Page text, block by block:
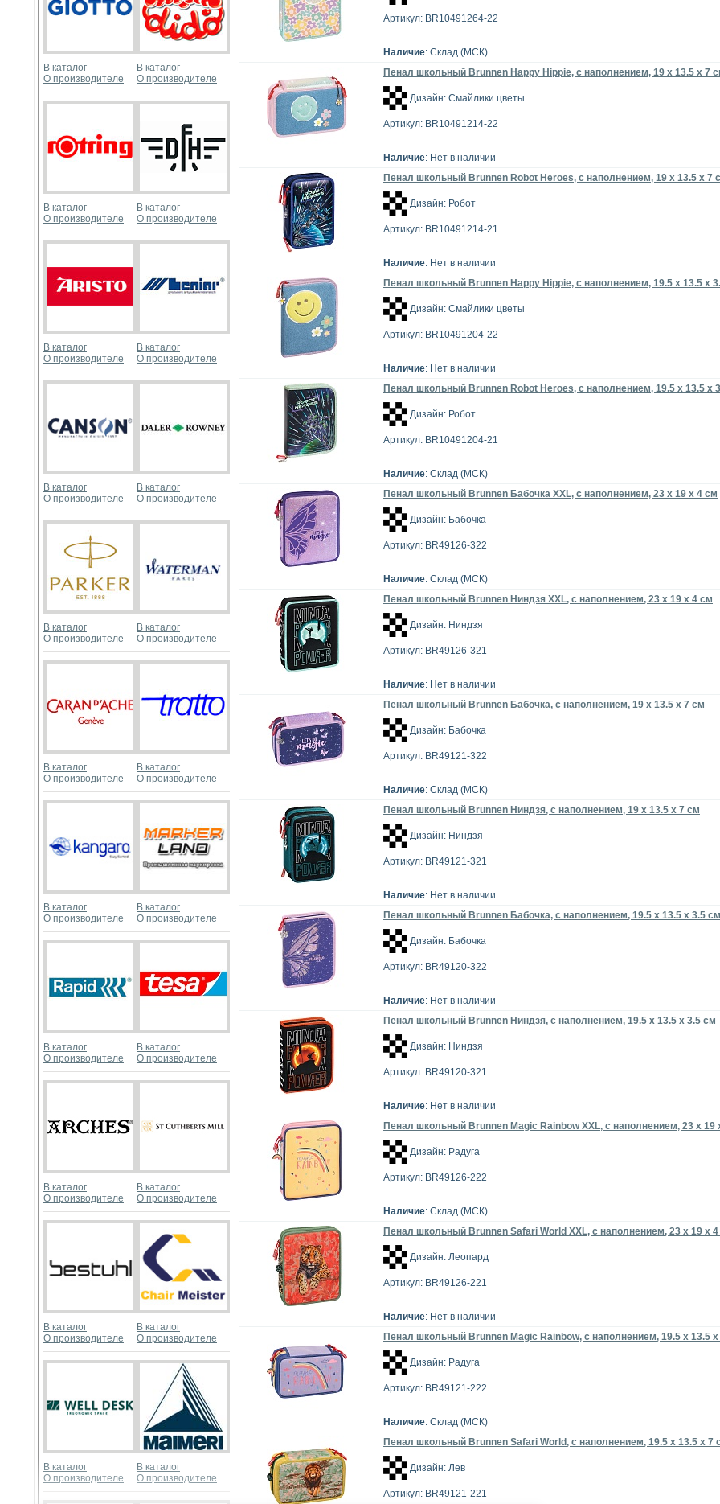
В каталог
О производителе
В каталог
О производителе
В каталог
О производителе
В каталог
О производителе
В каталог
О производителе
В каталог
О производителе
В каталог
О производителе
В каталог
О производителе
В каталог
О производителе
В каталог
О производителе
В каталог
О производителе
В каталог
О производителе
В каталог
О производителе
В каталог
О производителе
В каталог
О производителе
В каталог
О производителе
В каталог
О производителе
В каталог
О производителе
В каталог
О производителе
В каталог
О производителе
В каталог
О производителе
В каталог
О производителе
Артикул: BR10491264-22
Наличие: Склад (МСК)
Пенал школьный Brunnen Happy Hippie, с наполнением, 19 х 13.5 х 7
Дизайн: Смайлики цветы
Артикул: BR10491214-22
Наличие: Нет в наличии
Пенал школьный Brunnen Robot Heroes, с наполнением, 19 х 13.5 х 7
Дизайн: Робот
Артикул: BR10491214-21
Наличие: Нет в наличии
Пенал школьный Brunnen Happy Hippie, с наполнением, 19.5 х 13.5 х
Дизайн: Смайлики цветы
Артикул: BR10491204-22
Наличие: Нет в наличии
Пенал школьный Brunnen Robot Heroes, с наполнением, 19.5 х 13.5 х
Дизайн: Робот
Артикул: BR10491204-21
Наличие: Склад (МСК)
Пенал школьный Brunnen Бабочка XXL, с наполнением, 23 x 19 x 4 см
Дизайн: Бабочка
Артикул: BR49126-322
Наличие: Склад (МСК)
Пенал школьный Brunnen Ниндзя XXL, с наполнением, 23 x 19 x 4 см
Дизайн: Ниндзя
Артикул: BR49126-321
Наличие: Нет в наличии
Пенал школьный Brunnen Бабочка, с наполнением, 19 х 13.5 х 7 см
Дизайн: Бабочка
Артикул: BR49121-322
Наличие: Склад (МСК)
Пенал школьный Brunnen Ниндзя, с наполнением, 19 х 13.5 х 7 см
Дизайн: Ниндзя
Артикул: BR49121-321
Наличие: Нет в наличии
Пенал школьный Brunnen Бабочка, с наполнением, 19.5 х 13.5 х 3.5 см
Дизайн: Бабочка
Артикул: BR49120-322
Наличие: Нет в наличии
Пенал школьный Brunnen Ниндзя, с наполнением, 19.5 х 13.5 х 3.5 см
Дизайн: Ниндзя
Артикул: BR49120-321
Наличие: Нет в наличии
Пенал школьный Brunnen Magic Rainbow XXL, с наполнением, 23 x 19
Дизайн: Радуга
Артикул: BR49126-222
Наличие: Склад (МСК)
Пенал школьный Brunnen Safari World XXL, с наполнением, 23 x 19 x
Дизайн: Леопард
Артикул: BR49126-221
Наличие: Нет в наличии
Пенал школьный Brunnen Magic Rainbow, с наполнением, 19.5 x 13.5
Дизайн: Радуга
Артикул: BR49121-222
Наличие: Склад (МСК)
Пенал школьный Brunnen Safari World, с наполнением, 19.5 х 13.5 х 7
Дизайн: Лев
Артикул: BR49121-221